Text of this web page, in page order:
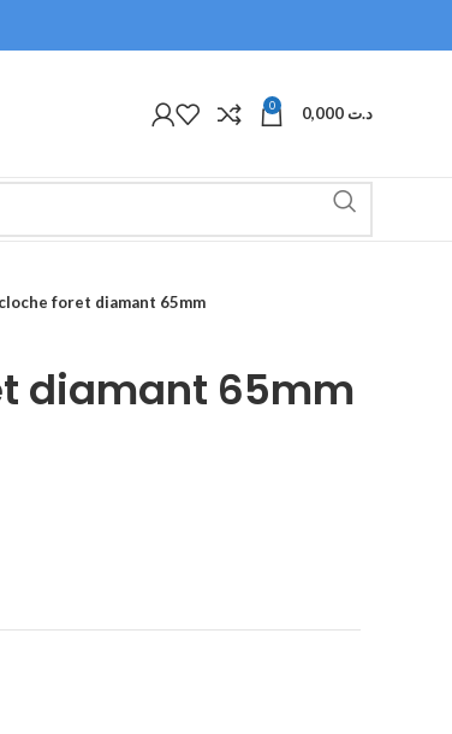
0 د.ت
foret diamant 65mm
diamant 65mm